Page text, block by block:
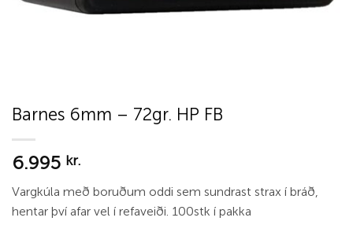
Barnes 6mm – 72gr. HP FB
6.995 kr.
Vargkúla með boruðum oddi sem sundrast strax í bráð,
hentar því afar vel í refaveiði. 100stk í pakka